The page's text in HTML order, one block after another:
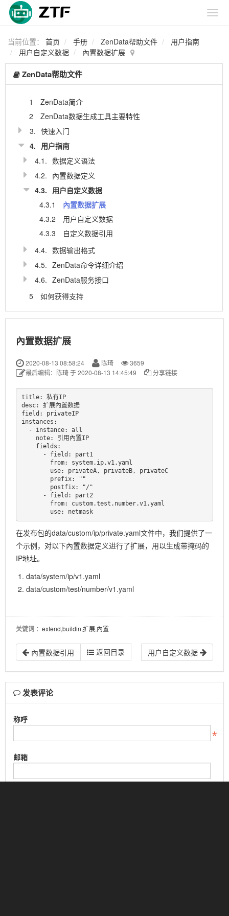
当前位置： 首页 手册 ZenData帮助文件
用户指南
用户自定义数据
內置数据扩展
ZenData帮助文件
1
ZenData简介
2
ZenData数据生成工具主要特性
3. 快速入门
4. 用户指南
4.1. 数据定义语法
4.2. 內置数据定义
4.3. 用户自定义数据
4.3.1
內置数据扩展
4.3.2
用户自定义数据
4.3.3
自定义数据引用
4.4. 数据输出格式
4.5. ZenData命令详细介绍
4.6. ZenData服务接口
5
如何获得支持
內置数据扩展
2020-08-13 08:58:24 陈琦
3659
最后编辑：陈琦 于 2020-08-13 14:45:49
分享链接
title: 私有IP
desc: 扩展內置数据
field: privateIP
instances:
        use: netmask
在发布包的data/custom/ip/private.yaml文件中，我们提供了一
个示例，对以下內置数据定义进行了扩展，用以生成带掩码的
IP地址。
data/system/ip/v1.yaml
data/custom/test/number/v1.yaml
关键词 ：extend,buildin,扩展,內置
內置数据引用 返回目录 用户自定义数据
发表评论
称呼
邮箱